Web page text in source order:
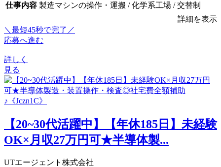
仕事内容 製造マシンの操作・運搬 / 化学系工場 / 交替制
詳細を表示
＼最短45秒で完了／
応募へ進む
詳しく
見る
【20~30代活躍中】【年休185日】未経験
OK×月収27万円可★半導体製...
UTエージェント株式会社